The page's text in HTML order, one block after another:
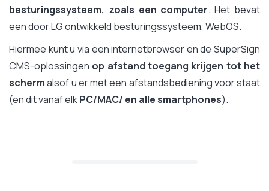
besturingssysteem, zoals een computer. Het bevat
een door LG ontwikkeld besturingssysteem, WebOS.
Hiermee kunt u via een internetbrowser en de SuperSign
CMS-oplossingen op afstand toegang krijgen tot het
schermalsof u er met een afstandsbediening voor staat
(en dit vanaf elkPC/MAC/ en alle smartphones).